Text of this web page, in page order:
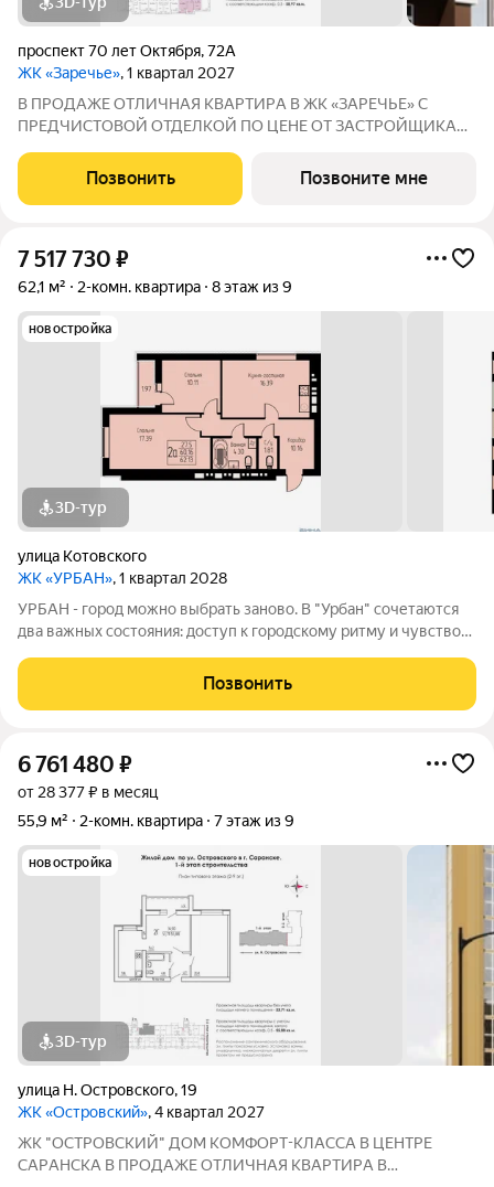
проспект 70 лет Октября,72А
ЖК «Заречье», 1 квартал 2027
В ПРОДАЖЕ ОTЛИЧНAЯ КВАPТИPА В ЖК «ЗАРЕЧЬЕ» С
ПРEДЧИCTOBОЙ ОТДEЛKОЙ ПО ЦЕНЕ ОТ ЗАСТРОЙЩИКА
Срок сдачи: I квартал 2027 года Рядом: детские сады №5 и
№46, школа №36, остановки, магазины,
Позвонить Позвоните мне
7 517 730 ₽
62,1 м² 2-комн. квартира 8 этаж из 9
новостройка
3D-тур
улица Котовского
ЖК «УРБАН», 1 квартал 2028
УРБАН - город можно выбрать заново. В "Урбан" сочетаются
два важных состояния: доступ к городскому ритму и чувство
удобная городская база: понятные маршруты, близость
инфраструктуры,
Позвонить
6 761 480 ₽
от 28 377 ₽ в месяц
55,9 м²
2-комн. квартира 7 этаж из 9
новостройка
3D-тур
улица Н. Островского,19
ЖК «Островский», 4 квартал 2027
ЖК "ОСТРОВСКИЙ" ДOМ КOМФOPТ-КЛАССА В ЦEНТРE
СAPАНСКA В ПРОДАЖЕ ОTЛИЧНAЯ КВАPТИPА В